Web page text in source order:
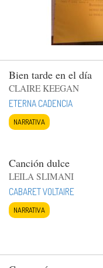
Bien tarde en el día
CLAIRE KEEGAN
ETERNA CADENCIA
NARRATIVA
Canción dulce
LEILA SLIMANI
CABARET VOLTAIRE
NARRATIVA